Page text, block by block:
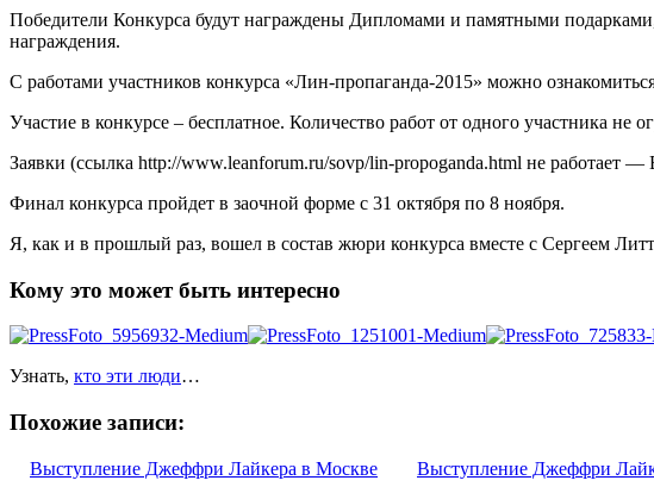
Победители Конкурса будут награждены Дипломами и памятными
награждения.
С работами участников конкурса «Лин-пропаганда-2015» можно
Участие в конкурсе – бесплатное. Количество работ от одного участника не
Заявки (ссылка http://www.leanforum.ru/sovp/lin-propoganda.html не работает
Финал конкурса пройдет в заочной форме с 31 октября по 8 ноября.
Я, как и в прошлый раз, вошел в состав жюри конкурса вместе с Сергеем
Кому это может быть интересно
Узнать, кто эти люди…
Похожие записи:
Выступление Джеффри Лайкера в Москве Выступление Джеффри